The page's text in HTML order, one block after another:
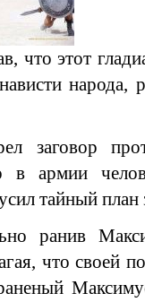
что этот
народа,
заговор
в армии
тайный план
ранив
что своей